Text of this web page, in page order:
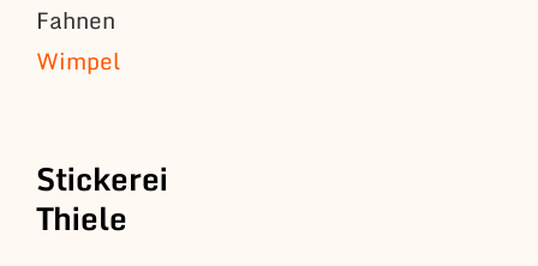
Fahnen
Wimpel
Stickerei
Thiele